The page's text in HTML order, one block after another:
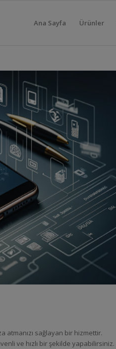
Ana Sayfa Ürünler
sağlayan bir hizmettir.
ve hızlı bir şekilde yapabilirsiniz.